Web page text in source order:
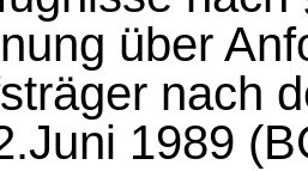
über
nach
1989